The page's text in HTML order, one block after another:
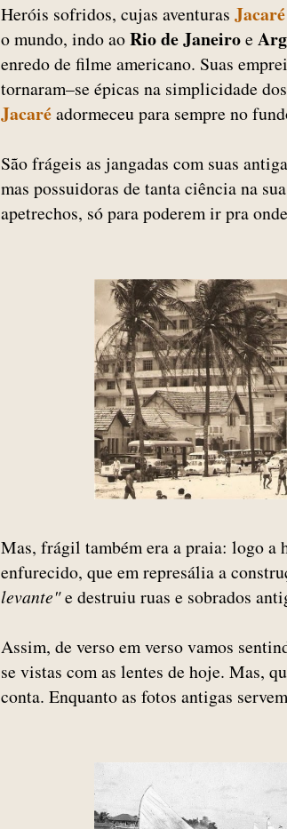
Heróis sofridos, cujas aventuras Jacaré
o mundo, indo aoRio de Janeiroe
enredo de filme americano. Suas
tornaram–se épicas na simplicidade
Jacaréadormeceu para sempre no
São frágeis as jangadas com suas
mas possuidoras de tanta ciência na
apetrechos, só para poderem ir pra onde
Mas, frágil também era a praia: logo a
enfurecido, que em represália a
levante"e destruiu ruas e sobrados
Assim, de verso em verso vamos
se vistas com as lentes de hoje. Mas,
conta. Enquanto as fotos antigas